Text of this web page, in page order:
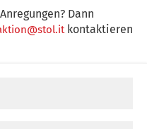
Dann
kontaktieren